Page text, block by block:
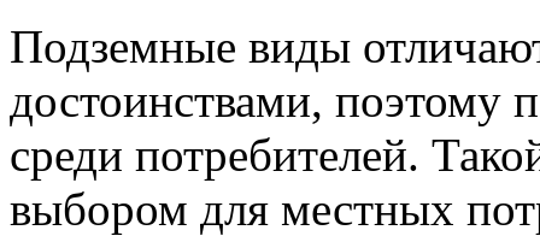
Подземные виды
достоинствами, поэтому
среди потребителей.
выбором для местных